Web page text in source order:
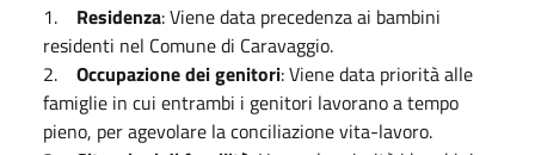
1. Residenza: Viene data precedenza ai bambini
residenti nel Comune di Caravaggio.
2. Occupazione dei genitori: Viene data priorità alle
famiglie in cui entrambi i genitori lavorano a tempo
pieno, per agevolare la conciliazione vita-lavoro.